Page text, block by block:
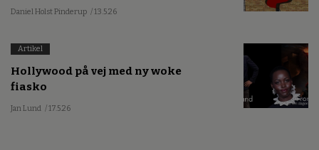
Daniel Holst Pinderup / 13.5.26
Artikel
Hollywood på vej med ny woke
fiasko
Jan Lund / 17.5.26